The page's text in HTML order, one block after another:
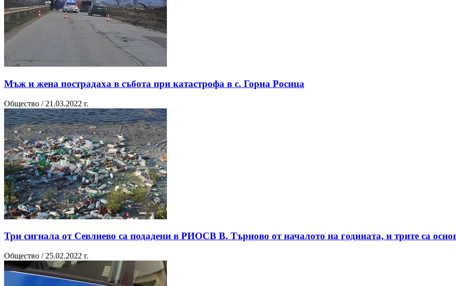
Мъж и жена пострадаха в събота при катастрофа в с. Горна Росица
Общество / 21.03.2022 г.
Три сигнала от Севлиево са подадени в РИОСВ В. Търново от началото на годината, и трите са
Общество / 25.02.2022 г.